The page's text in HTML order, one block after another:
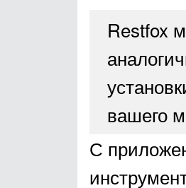
Restfox
вашего
С